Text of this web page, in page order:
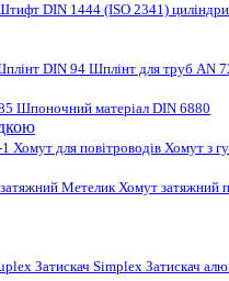
DIN 1444 (ISO 2341)
DIN 94 Шплінт для труб AN
Шпоночний матеріал DIN 6880
Хомут для повітроводів Хомут з
МетеликХомут затяжний
Затискач Simplex Затискач